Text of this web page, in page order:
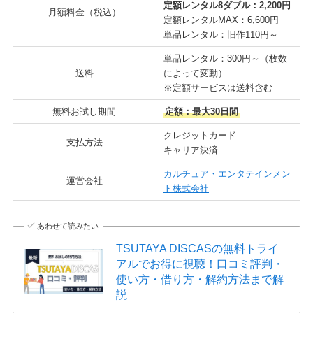
月額料金（税込）
定額レンタル8ダブル：2,200円
定額レンタルMAX：6,600円
単品レンタル：旧作110円～
送料
単品レンタル：300円～（枚数
によって変動）
※定額サービスは送料含む
無料お試し期間 定額：最大30日間
支払方法
クレジットカード
キャリア決済
運営会社
カルチュア・エンタテインメン
ト株式会社
あわせて読みたい
TSUTAYA DISCASの無料トライ
アルでお得に視聴！口コミ評判・
使い方・借り方・解約方法まで解
説